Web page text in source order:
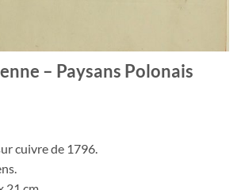
– Paysans Polonais
cuivre de 1796.